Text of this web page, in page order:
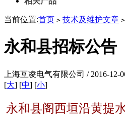
当前位置:首页 > 技术及维护文章 >
永和县招标公告
上海互凌电气有限公司 / 2016-12-
[大] [中] [小]
永和县阁西垣沿黄提